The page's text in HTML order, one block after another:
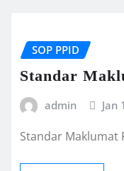
SOP PPID
Standar
admin Jan
Standar Maklumat